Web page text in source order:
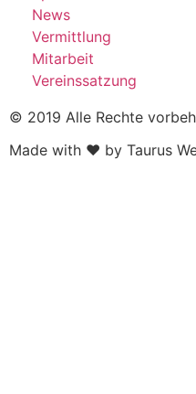
News
Vermittlung
Mitarbeit
Vereinssatzung
© 2019 Alle Rechte
Made with ❤ by Taurus